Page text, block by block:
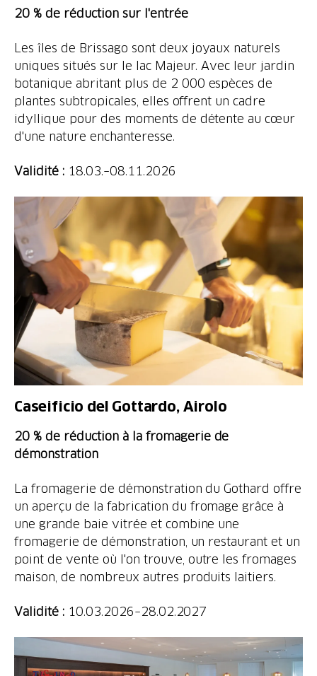
20 % de réduction sur l'entrée
Les îles de Brissago sont deux joyaux naturels
uniques situés sur le lac Majeur. Avec leur jardin
botanique abritant plus de 2 000 espèces de
plantes subtropicales, elles offrent un cadre
idyllique pour des moments de détente au cœur
d'une nature enchanteresse.
Validité : 18.03.–08.11.2026
Caseificio del Gottardo, Airolo
20 % de réduction à la fromagerie de
démonstration
La fromagerie de démonstration du Gothard offre
un aperçu de la fabrication du fromage grâce à
une grande baie vitrée et combine une
fromagerie de démonstration, un restaurant et un
point de vente où l'on trouve, outre les fromages
maison, de nombreux autres produits laitiers.
Validité : 10.03.2026–28.02.2027